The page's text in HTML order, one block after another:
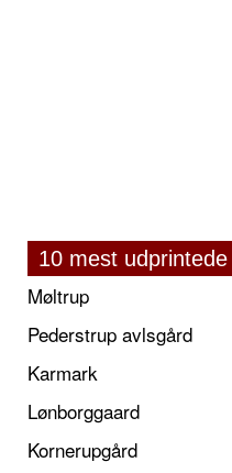
10 mest udprintede
Møltrup
Pederstrup avlsgård
Karmark
Lønborggaard
Kornerupgård